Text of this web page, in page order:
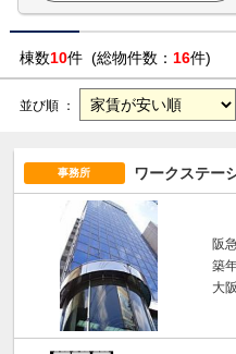
棟数10件 (総物件数： 16件)
並び順 ：
事務所 ワークステー
阪
築
大